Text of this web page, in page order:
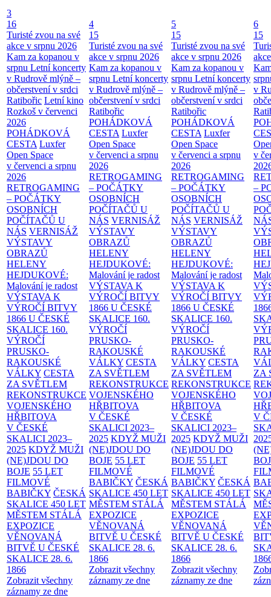
3
16
Turisté zvou na své
akce v srpnu 2026
Kam za kopanou v
srpnu Letní koncerty
v Rudrově mlýně –
občerstvení v srdci
Ratibořic Letní kino
Rozkoš v červenci
2026
POHÁDKOVÁ
CESTA Luxfer
Open Space
v červenci a srpnu
2026
RETROGAMING
– POČÁTKY
OSOBNÍCH
POČÍTAČŮ U
NÁS VERNISÁŽ
VÝSTAVY
OBRAZŮ
HELENY
HEJDUKOVÉ:
Malování je radost
VÝSTAVA K
VÝROČÍ BITVY
1866 U ČESKÉ
SKALICE 160.
VÝROČÍ
PRUSKO-
RAKOUSKÉ
VÁLKY CESTA
ZA SVĚTLEM
REKONSTRUKCE
VOJENSKÉHO
HŘBITOVA
V ČESKÉ
SKALICI 2023–
2025 KDYŽ MUŽI
(NE)JDOU DO
BOJE 55 LET
FILMOVÉ
BABIČKY ČESKÁ
SKALICE 450 LET
MĚSTEM STÁLÁ
EXPOZICE
VĚNOVANÁ
BITVĚ U ČESKÉ
SKALICE 28. 6.
1866
Zobrazit všechny
záznamy ze dne
4
15
Turisté zvou na své
akce v srpnu 2026
Kam za kopanou v
srpnu Letní koncerty
v Rudrově mlýně –
občerstvení v srdci
Ratibořic
POHÁDKOVÁ
CESTA Luxfer
Open Space
v červenci a srpnu
2026
RETROGAMING
– POČÁTKY
OSOBNÍCH
POČÍTAČŮ U
NÁS VERNISÁŽ
VÝSTAVY
OBRAZŮ
HELENY
HEJDUKOVÉ:
Malování je radost
VÝSTAVA K
VÝROČÍ BITVY
1866 U ČESKÉ
SKALICE 160.
VÝROČÍ
PRUSKO-
RAKOUSKÉ
VÁLKY CESTA
ZA SVĚTLEM
REKONSTRUKCE
VOJENSKÉHO
HŘBITOVA
V ČESKÉ
SKALICI 2023–
2025 KDYŽ MUŽI
(NE)JDOU DO
BOJE 55 LET
FILMOVÉ
BABIČKY ČESKÁ
SKALICE 450 LET
MĚSTEM STÁLÁ
EXPOZICE
VĚNOVANÁ
BITVĚ U ČESKÉ
SKALICE 28. 6.
1866
Zobrazit všechny
záznamy ze dne
5
15
Turisté zvou na své
akce v srpnu 2026
Kam za kopanou v
srpnu Letní koncerty
v Rudrově mlýně –
občerstvení v srdci
Ratibořic
POHÁDKOVÁ
CESTA Luxfer
Open Space
v červenci a srpnu
2026
RETROGAMING
– POČÁTKY
OSOBNÍCH
POČÍTAČŮ U
NÁS VERNISÁŽ
VÝSTAVY
OBRAZŮ
HELENY
HEJDUKOVÉ:
Malování je radost
VÝSTAVA K
VÝROČÍ BITVY
1866 U ČESKÉ
SKALICE 160.
VÝROČÍ
PRUSKO-
RAKOUSKÉ
VÁLKY CESTA
ZA SVĚTLEM
REKONSTRUKCE
VOJENSKÉHO
HŘBITOVA
V ČESKÉ
SKALICI 2023–
2025 KDYŽ MUŽI
(NE)JDOU DO
BOJE 55 LET
FILMOVÉ
BABIČKY ČESKÁ
SKALICE 450 LET
MĚSTEM STÁLÁ
EXPOZICE
VĚNOVANÁ
BITVĚ U ČESKÉ
SKALICE 28. 6.
1866
Zobrazit všechny
záznamy ze dne
6
15
v
v
–
ZA
V